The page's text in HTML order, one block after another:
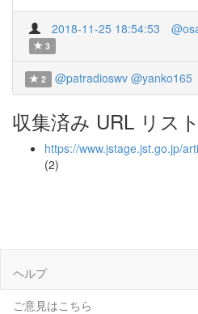
2018-11-25 18:54:53
3
2 @patradioswv @yanko165
収集済み URL リスト
https://www.jstage.jst.go.jp/
(2)
ヘルプ
ご意見はこちら